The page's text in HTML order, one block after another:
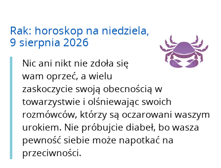
Rak: horoskop na niedziela,
9 sierpnia 2026
Nic ani nikt nie zdoła się
wam oprzeć, a wielu
zaskoczycie swoją obecnością w
towarzystwie i olśniewając swoich
rozmówców, którzy są oczarowani waszym
urokiem. Nie próbujcie diabeł, bo wasza
pewność siebie może napotkać na
przeciwności.